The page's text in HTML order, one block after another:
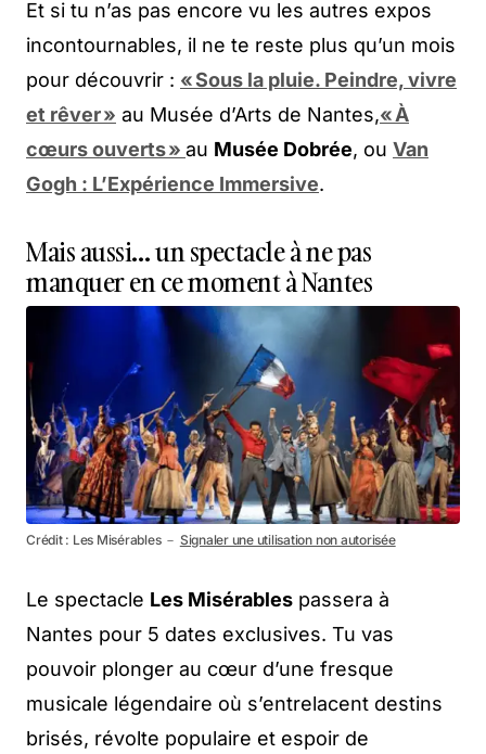
Et si tu n’as pas encore vu les autres expos
incontournables, il ne te reste plus qu’un mois
pour découvrir : « Sous la pluie. Peindre, vivre
et rêver » au Musée d’Arts de Nantes,« À
cœurs ouverts » au Musée Dobrée, ou Van
Gogh : L’Expérience Immersive.
Mais aussi… un spectacle à ne pas
manquer en ce moment à Nantes
Crédit : Les Misérables － Signaler une utilisation non autorisée
Le spectacle Les Misérables passera à
Nantes pour 5 dates exclusives. Tu vas
pouvoir plonger au cœur d’une fresque
musicale légendaire où s’entrelacent destins
brisés, révolte populaire et espoir de